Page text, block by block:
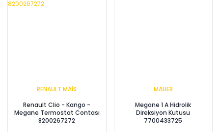
RENAULT MAİS
Renault Clio - Kango -
Megane Termostat Contası
8200267272
MAHER
Megane 1 A Hidrolik
Direksiyon Kutusu
7700433725